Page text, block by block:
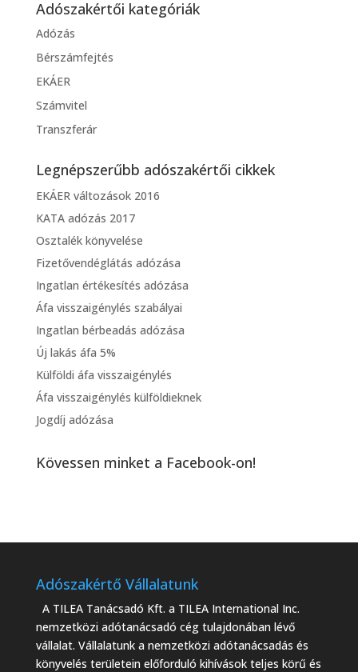
Adószakértői kategóriák
Adózás
Bérszámfejtés
EKÁER
Számvitel
Transzferár
Legnépszerűbb adószakértői cikkek
EKÁER változások 2016
KATA adózás 2017
Osztalék könyvelése
Fizetővendéglátás adózása
Ingatlan értékesítés adózása
Áfa visszaigénylés szabályai
Ingatlan bérbeadás adózása
Új lakás áfa 5%
Külföldi áfa visszaigénylés
Áfa visszaigénylés külföldieknek
Jogdíj adózása
Kövessen minket a Facebook-on!
Adószakértő Vállalatunk
A TILEA Tanácsadó Kft. a TILEA International Inc.
nemzetközi adótanácsadó cég tulajdonában lévő
vállalat. Vállalatunk a nemzetközi adótanácsadás és
könyvelés területein előforduló kihívások teljes körű és